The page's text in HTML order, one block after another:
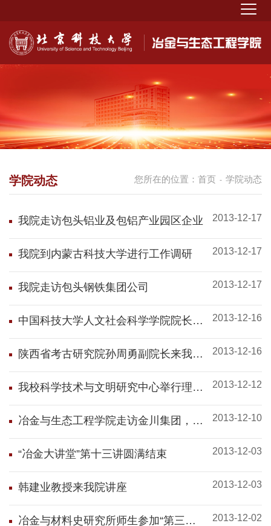
您所在的位置： 首页 - 学院动态
学院动态
我院走访包头铝业及包铝产业园区企业 2013-12-17
我院到内蒙古科技大学进行工作调研 2013-12-17
我院走访包头钢铁集团公司 2013-12-17
中国科技大学人文社会科学学院院长刘
钝教授来我院讲座
2013-12-16
陕西省考古研究院孙周勇副院长来我院
开展讲座
2013-12-16
我校科学技术与文明研究中心举行理事
会和学术委员会会议
2013-12-12
冶金与生态工程学院走访金川集团，开
启双方合作
2013-12-10
“冶金大讲堂”第十三讲圆满结束 2013-12-03
韩建业教授来我院讲座 2013-12-03
冶金与材料史研究所师生参加“第三届
2013-12-02